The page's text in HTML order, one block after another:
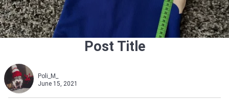
Post Title
Poli_M_
June 15, 2021